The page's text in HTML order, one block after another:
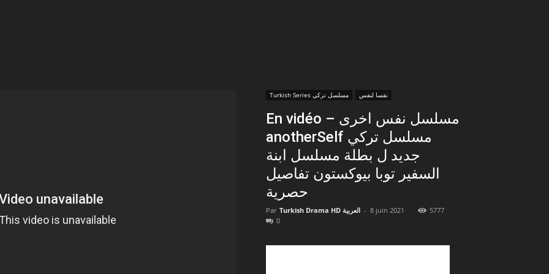
Turkish Series مسلسل تركي نفسا لنفس
En vidéo – مسلسل نفس اخرى
anotherSelf مسلسل تركي
جديد ل بطلة مسلسل ابنة
السفير توبا بيوكستون تفاصيل
حصرية
Par Turkish Drama HD العربية - 8 juin 2021
5777
0